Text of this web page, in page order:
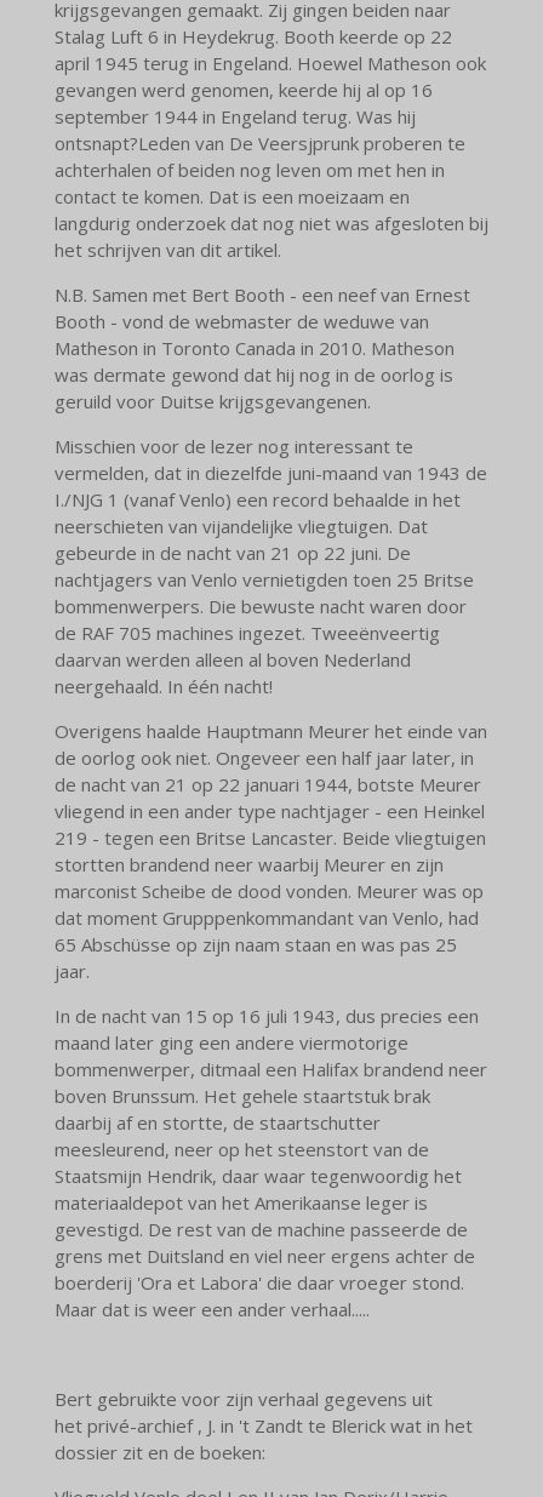
krijgsgevangen gemaakt. Zij gingen beiden naar
Stalag Luft 6 in Heydekrug. Booth keerde op 22
april 1945 terug in Engeland. Hoewel Matheson ook
gevangen werd genomen, keerde hij al op 16
september 1944 in Engeland terug. Was hij
ontsnapt?Leden van De Veersjprunk proberen te
achterhalen of beiden nog leven om met hen in
contact te komen. Dat is een moeizaam en
langdurig onderzoek dat nog niet was afgesloten bij
het schrijven van dit artikel.
N.B. Samen met Bert Booth - een neef van Ernest
Booth - vond de webmaster de weduwe van
Matheson in Toronto Canada in 2010. Matheson
was dermate gewond dat hij nog in de oorlog is
geruild voor Duitse krijgsgevangenen.
Misschien voor de lezer nog interessant te
vermelden, dat in diezelfde juni-maand van 1943 de
I./NJG 1 (vanaf Venlo) een record behaalde in het
neerschieten van vijandelijke vliegtuigen. Dat
gebeurde in de nacht van 21 op 22 juni. De
nachtjagers van Venlo vernietigden toen 25 Britse
bommenwerpers. Die bewuste nacht waren door
de RAF 705 machines ingezet. Tweeënveertig
daarvan werden alleen al boven Nederland
neergehaald. In één nacht!
Overigens haalde Hauptmann Meurer het einde van
de oorlog ook niet. Ongeveer een half jaar later, in
de nacht van 21 op 22 januari 1944, botste Meurer
vliegend in een ander type nachtjager - een Heinkel
219 - tegen een Britse Lancaster. Beide vliegtuigen
stortten brandend neer waarbij Meurer en zijn
marconist Scheibe de dood vonden. Meurer was op
dat moment Grupppenkommandant van Venlo, had
65 Abschüsse op zijn naam staan en was pas 25
jaar.
In de nacht van 15 op 16 juli 1943, dus precies een
maand later ging een andere viermotorige
bommenwerper, ditmaal een Halifax brandend neer
boven Brunssum. Het gehele staartstuk brak
daarbij af en stortte, de staartschutter
meesleurend, neer op het steenstort van de
Staatsmijn Hendrik, daar waar tegenwoordig het
materiaaldepot van het Amerikaanse leger is
gevestigd. De rest van de machine passeerde de
grens met Duitsland en viel neer ergens achter de
boerderij 'Ora et Labora' die daar vroeger stond.
Maar dat is weer een ander verhaal.....
Bert gebruikte voor zijn verhaal gegevens uit
het privé-archief , J. in 't Zandt te Blerick wat in het
dossier zit en de boeken: